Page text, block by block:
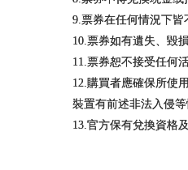
9.票券在任何情況下皆
10.票券如有遺失、毀
11.票券恕不接受任何
12.購買者應確保所使
裝置有前述非法入侵
13.官方保有兌換資格